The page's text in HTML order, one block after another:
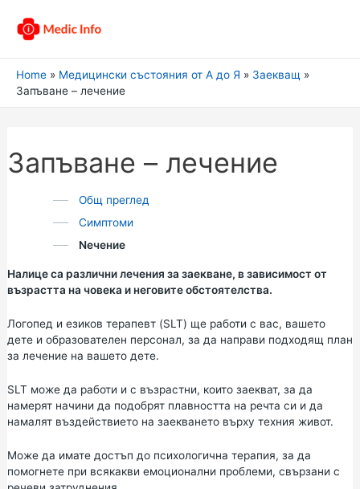
Home Медицински състояния от А до Я
Заекващ
Запъване – лечение
Запъване – лечение
Общ преглед
Симптоми
Nечение
Налице са различни лечения за заекване, в зависимост от
възрастта на човека и неговите обстоятелства.
Логопед и езиков терапевт (SLT) ще работи с вас, вашето
дете и образователен персонал, за да направи подходящ план
за лечение на вашето дете.
SLT може да работи и с възрастни, които заекват, за да
намерят начини да подобрят плавността на речта си и да
намалят въздействието на заекването върху техния живот.
Може да имате достъп до психологична терапия, за да
помогнете при всякакви емоционални проблеми, свързани с